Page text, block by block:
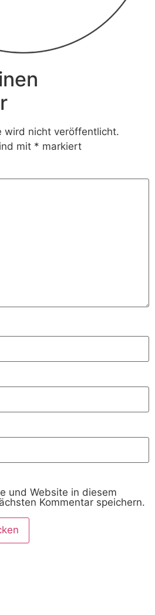
wird nicht veröffentlicht.
mit * markiert
und Website in diesem
Kommentar speichern.